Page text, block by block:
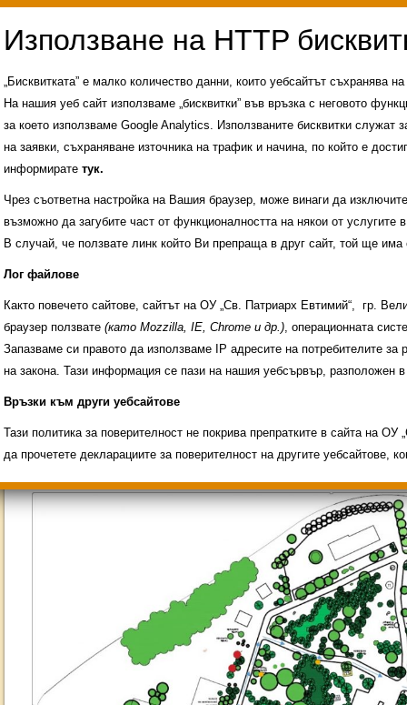
Свободни места за ученици
ИНОВАЦИЯ 2026
Олимпиади 2025/2026
„Бисквитката” е малко количество данни, които уебсайтът съхранява
На нашия уеб сайт използваме „бисквитки” във връзка с неговото
за което използваме Google Analytics. Използваните бисквитки служат
на заявки, съхраняване източника на трафик и начина, по който е
информирате тук.
Чрез съответна настройка на Вашия браузер, може винаги да
възможно да загубите част от функционалността на някои от услугите
В случай, че ползвате линк който Ви препраща в друг сайт, той ще има
Лог файлове
Както повечето сайтове, сайтът на ОУ „Св. Патриарх Евтимий“, гр.
браузер ползвате (като Mozzilla, IE, Chrome и др.), операционната
Запазваме си правото да използваме IP адресите на потребителите
на закона. Тази информация се пази на нашия уебсървър,
Връзки към други уебсайтове
Тази политика за поверителност не покрива препратките в сайта на
да прочетете декларациите за поверителност на другите уебсайтове,